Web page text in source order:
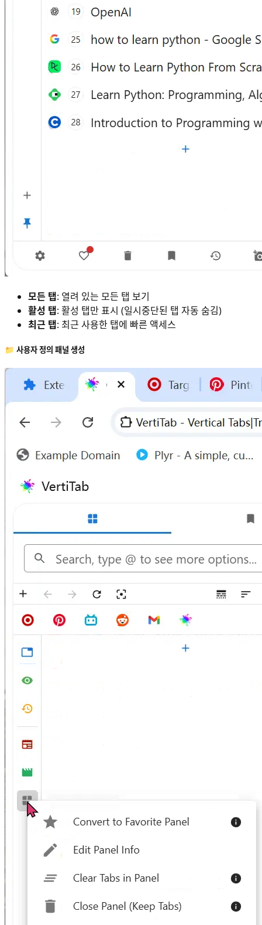
모든 탭: 열려 있는 모든 탭 보기
활성 탭: 활성 탭만 표시 (일시중단된 탭 자동 숨김)
최근 탭: 최근 사용한 탭에 빠른 액세스
📁 사용자 정의 패널 생성